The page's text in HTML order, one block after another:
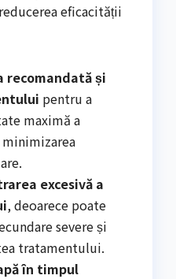
eficacității
recomandată și
pentru a
maximă a
excesivă a
, deoarece poate
severe și
tratamentului.
în timpul